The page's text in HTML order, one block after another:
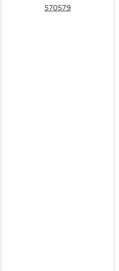
570579